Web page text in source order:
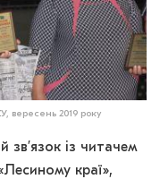
вересень 2019 року
із читачем
краї»,